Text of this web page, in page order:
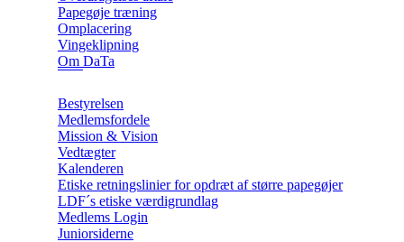
Papegøje træning
Omplacering
Vingeklipning
Om DaTa
Bestyrelsen
Medlemsfordele
Mission & Vision
Vedtægter
Kalenderen
Etiske retningslinier for opdræt af større papegøjer
LDF´s etiske værdigrundlag
Medlems Login
Juniorsiderne